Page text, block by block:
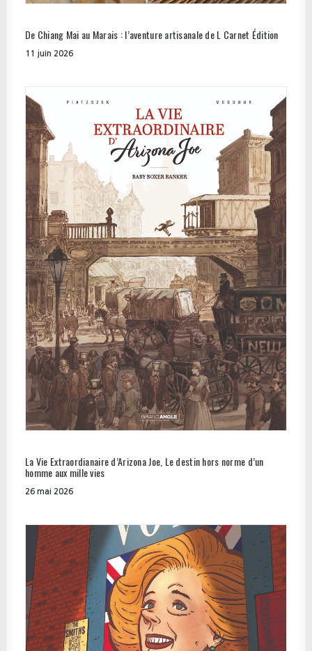
De Chiang Mai au Marais : l’aventure artisanale de L Carnet Édition
11 juin 2026
La Vie Extraordianaire d’Arizona Joe, Le destin hors norme d’un
homme aux mille vies
26 mai 2026